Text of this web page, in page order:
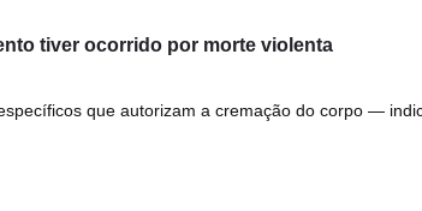
tiver ocorrido por morte violenta
que autorizam a cremação do corpo —